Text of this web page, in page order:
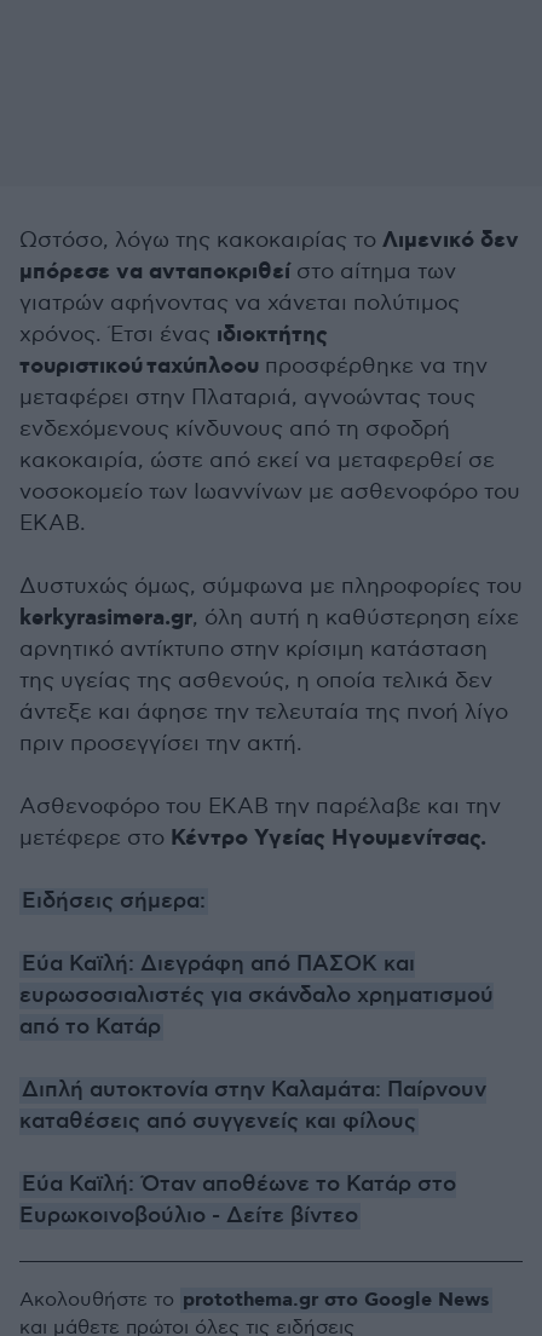
Ωστόσο, λόγω της κακοκαιρίας το Λιμενικό δεν
μπόρεσε να ανταποκριθείστο αίτημα των
γιατρών αφήνοντας να χάνεται πολύτιμος
χρόνος. Έτσι ένας ιδιοκτήτης
τουριστικού ταχύπλοου προσφέρθηκε να την
μεταφέρει στην Πλαταριά, αγνοώντας τους
ενδεχόμενους κίνδυνους από τη σφοδρή
κακοκαιρία, ώστε από εκεί να μεταφερθεί σε
νοσοκομείο των Ιωαννίνων με ασθενοφόρο του
ΕΚΑΒ.
Δυστυχώς όμως, σύμφωνα με πληροφορίες του
kerkyrasimera.gr, όλη αυτή η καθύστερηση είχε
αρνητικό αντίκτυπο στην κρίσιμη κατάσταση
της υγείας της ασθενούς, η οποία τελικά δεν
άντεξε και άφησε την τελευταία της πνοή λίγο
πριν προσεγγίσει την ακτή.
Ασθενοφόρο του ΕΚΑΒ την παρέλαβε και την
μετέφερε στο Κέντρο Υγείας Ηγουμενίτσας.
Ειδήσεις σήμερα:
Εύα Καϊλή: Διεγράφη από ΠΑΣΟΚ και
ευρωσοσιαλιστές για σκάνδαλο χρηματισμού
από το Κατάρ
Διπλή αυτοκτονία στην Καλαμάτα: Παίρνουν
καταθέσεις από συγγενείς και φίλους
Εύα Καϊλή: Όταν αποθέωνε το Κατάρ στο
Ευρωκοινοβούλιο - Δείτε βίντεο
Ακολουθήστε το protothema.gr στο Google News
και μάθετε πρώτοι όλες τις ειδήσεις